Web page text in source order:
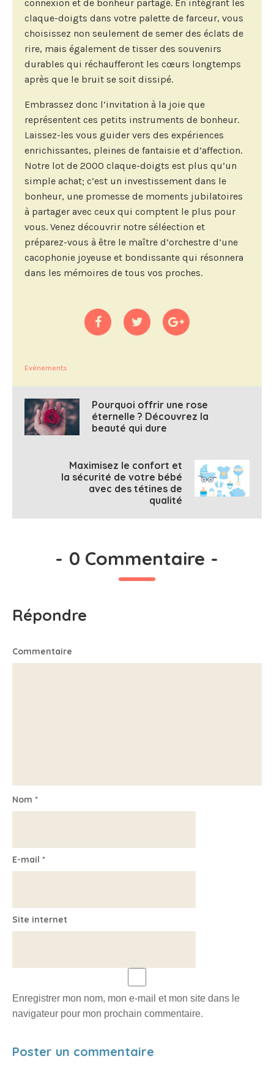
connexion et de bonheur partagé. En intégrant les
claque-doigts dans votre palette de farceur, vous
choisissez non seulement de semer des éclats de
rire, mais également de tisser des souvenirs
durables qui réchaufferont les cœurs longtemps
après que le bruit se soit dissipé.
Embrassez donc l’invitation à la joie que
représentent ces petits instruments de bonheur.
Laissez-les vous guider vers des expériences
enrichissantes, pleines de fantaisie et d’affection.
Notre lot de 2000 claque-doigts est plus qu’un
simple achat; c’est un investissement dans le
bonheur, une promesse de moments jubilatoires
à partager avec ceux qui comptent le plus pour
vous. Venez découvrir notre séléection et
préparez-vous à être le maître d’orchestre d’une
cacophonie joyeuse et bondissante qui résonnera
dans les mémoires de tous vos proches.
Evènements
Pourquoi offrir une rose
éternelle ? Découvrez la
beauté qui dure
Maximisez le confort et
la sécurité de votre bébé
avec des tétines de
qualité
- 0 Commentaire -
Répondre
Commentaire
Nom *
E-mail *
Site internet
Enregistrer mon nom, mon e-mail et mon site dans le
navigateur pour mon prochain commentaire.